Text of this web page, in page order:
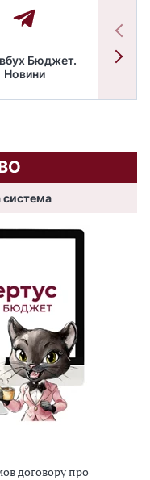
Бюджет.
Новини
система
договору про